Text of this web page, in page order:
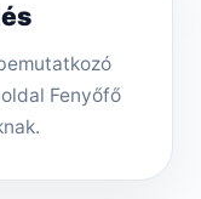
Fenyőfő